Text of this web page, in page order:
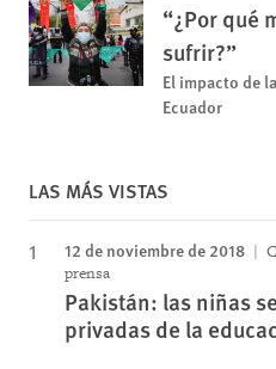
“¿Por qué
sufrir?”
El impacto de
Ecuador
LAS MÁS VISTAS
12 de noviembre de 2018
prensa
Pakistán: las niñas
privadas de la